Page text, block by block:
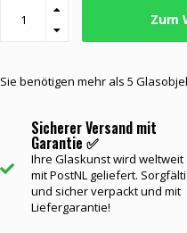
Zum
Sie benötigen mehr als 5
Sicherer Versand mit
Garantie ✅
Ihre Glaskunst wird weltweit
mit PostNL geliefert.
und sicher verpackt und mit
Liefergarantie!